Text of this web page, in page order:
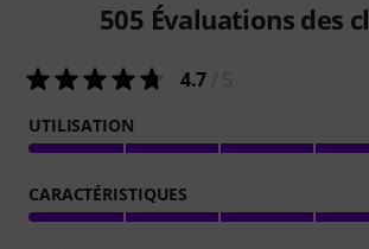
505 Évaluations des
4.7
UTILISATION
CARACTÉRISTIQUES